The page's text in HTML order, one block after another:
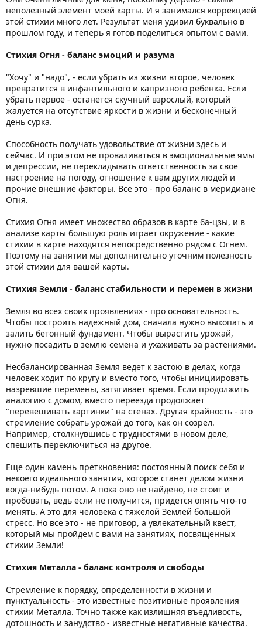
неполезный элемент моей карты. И я занимался коррекцией
этой стихии много лет. Результат меня удивил буквально в
прошлом году, и теперь я готов поделиться опытом с вами.
Стихия Огня - баланс эмоций и разума
"Хочу" и "надо", - если убрать из жизни второе, человек
превратится в инфантильного и капризного ребенка. Если
убрать первое - останется скучный взрослый, который
жалуется на отсутствие яркости в жизни и бесконечный
день сурка.
Способность получать удовольствие от жизни здесь и
сейчас. И при этом не проваливаться в эмоциональные ямы
и депрессии, не перекладывать ответственность за свое
настроение на погоду, отношение к вам других людей и
прочие внешние факторы. Все это - про баланс в меридиане
Огня.
Стихия Огня имеет множество образов в карте ба-цзы, и в
анализе карты большую роль играет окружение - какие
стихии в карте находятся непосредственно рядом с Огнем.
Поэтому на занятии мы дополнительно уточним полезность
этой стихии для вашей карты.
Стихия Земли - баланс стабильности и перемен в жизни
Земля во всех своих проявлениях - про основательность.
Чтобы построить надежный дом, сначала нужно выкопать и
залить бетонный фундамент. Чтобы вырастить урожай,
нужно посадить в землю семена и ухаживать за растениями.
Несбалансированная Земля ведет к застою в делах, когда
человек ходит по кругу и вместо того, чтобы инициировать
назревшие перемены, затягивает время. Если продолжить
аналогию с домом, вместо переезда продолжает
"перевешивать картинки" на стенах. Другая крайность - это
стремление собрать урожай до того, как он созрел.
Например, столкнувшись с трудностями в новом деле,
спешить переключиться на другое.
Еще один камень преткновения: постоянный поиск себя и
некоего идеального занятия, которое станет делом жизни
когда-нибудь потом. А пока оно не найдено, не стоит и
пробовать, ведь если не получится, придется опять что-то
менять. А это для человека с тяжелой Землей большой
стресс. Но все это - не приговор, а увлекательный квест,
который мы пройдем с вами на занятиях, посвященных
стихии Земли!
Стихия Металла - баланс контроля и свободы
Стремление к порядку, определенности в жизни и
пунктуальность - это известные позитивные проявления
стихии Металла. Точно также как излишняя въедливость,
дотошность и занудство - известные негативные качества.